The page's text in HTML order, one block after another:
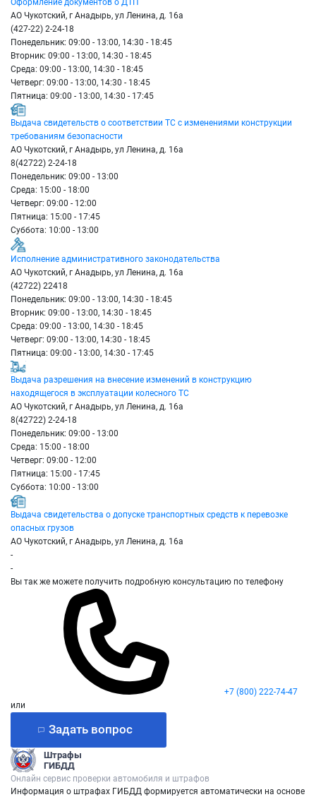
Оформление документов о ДТП
АО Чукотский, г Анадырь, ул Ленина, д. 16а
(427-22) 2-24-18
Понедельник: 09:00 - 13:00, 14:30 - 18:45
Вторник: 09:00 - 13:00, 14:30 - 18:45
Среда: 09:00 - 13:00, 14:30 - 18:45
Четверг: 09:00 - 13:00, 14:30 - 18:45
Пятница: 09:00 - 13:00, 14:30 - 17:45
Выдача свидетельств о соответствии ТС с изменениями конструкции
требованиям безопасности
АО Чукотский, г Анадырь, ул Ленина, д. 16а
8(42722) 2-24-18
Понедельник: 09:00 - 13:00
Среда: 15:00 - 18:00
Четверг: 09:00 - 12:00
Пятница: 15:00 - 17:45
Суббота: 10:00 - 13:00
Исполнение административного законодательства
АО Чукотский, г Анадырь, ул Ленина, д. 16а
(42722) 22418
Понедельник: 09:00 - 13:00, 14:30 - 18:45
Вторник: 09:00 - 13:00, 14:30 - 18:45
Среда: 09:00 - 13:00, 14:30 - 18:45
Четверг: 09:00 - 13:00, 14:30 - 18:45
Пятница: 09:00 - 13:00, 14:30 - 17:45
Выдача разрешения на внесение изменений в конструкцию
находящегося в эксплуатации колесного ТС
АО Чукотский, г Анадырь, ул Ленина, д. 16а
8(42722) 2-24-18
Понедельник: 09:00 - 13:00
Среда: 15:00 - 18:00
Четверг: 09:00 - 12:00
Пятница: 15:00 - 17:45
Суббота: 10:00 - 13:00
Выдача свидетельства о допуске транспортных средств к перевозке
опасных грузов
АО Чукотский, г Анадырь, ул Ленина, д. 16а
-
-
Вы так же можете получить подробную консультацию по телефону
+7 (800) 222-74-47
или
Задать вопрос
Штрафы
ГИБДД
Онлайн сервис проверки автомобиля и штрафов
Информация о штрафах ГИБДД формируется автоматически на основе